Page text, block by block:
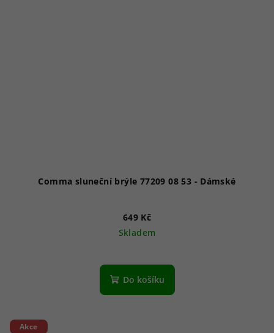
Comma sluneční brýle 77209 08 53 - Dámské
649 Kč
Skladem
Do košíku
Akce